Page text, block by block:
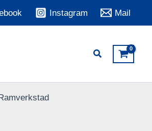
Instagram Mail